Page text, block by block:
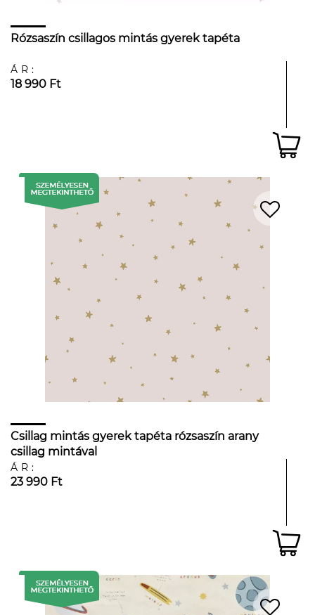
Rózsaszín csillagos mintás gyerek tapéta
ÁR:
18 990 Ft
Csillag mintás gyerek tapéta rózsaszín arany
csillag mintával
ÁR:
23 990 Ft